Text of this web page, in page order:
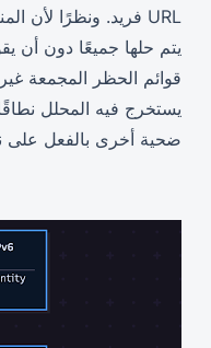
يتم حلها جميعًا دون أن
قوائم الحظر المجمعة
يستخرج فيه المحلل
ضحية أخرى بالفعل